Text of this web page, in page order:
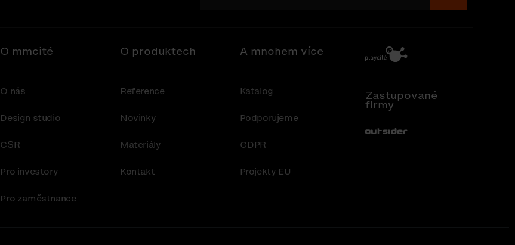
O mmcité
O nás
Design studio
CSR
Pro investory
Pro zaměstnance
O produktech
Reference
Novinky
Materiály
Kontakt
A mnohem více
Katalog
Podporujeme
GDPR
Projekty EU
Zastupované
firmy
Out-Sider